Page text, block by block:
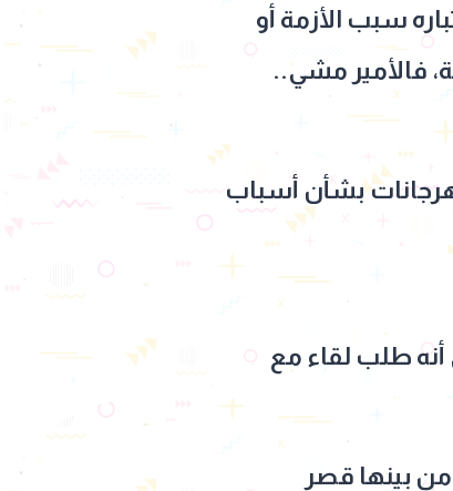
سبب الأزمة أو
فالأمير مشي..
بشأن أسباب
أنه طلب لقاء مع
بينها قصر